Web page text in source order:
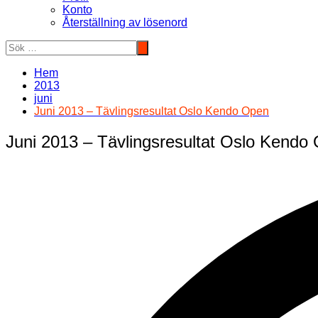
Konto
Återställning av lösenord
Hem
2013
juni
Juni 2013 – Tävlingsresultat Oslo Kendo Open
Juni 2013 – Tävlingsresultat Oslo Kendo